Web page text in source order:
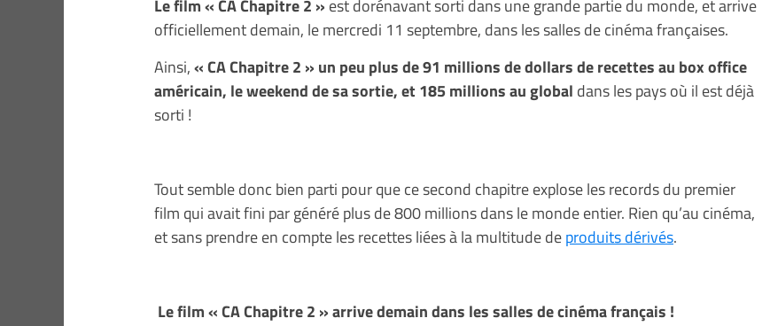
Le film « CA Chapitre 2 » est dorénavant sorti dans une grande partie du monde, et arrive
officiellement demain, le mercredi 11 septembre, dans les salles de cinéma françaises.
Ainsi,« CA Chapitre 2 » un peu plus de 91 millions de dollars de recettes au box office
américain, le weekend de sa sortie, et 185 millions au global dans les pays où il est déjà
sorti !
Tout semble donc bien parti pour que ce second chapitre explose les records du premier
film qui avait fini par généré plus de 800 millions dans le monde entier. Rien qu’au cinéma,
et sans prendre en compte les recettes liées à la multitude deproduits dérivés.
Le film « CA Chapitre 2 » arrive demain dans les salles de cinéma français !